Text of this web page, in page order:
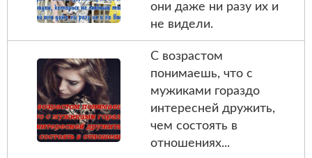
они даже ни разу их и
не видели.
С возрастом
понимаешь, что с
мужиками гораздо
интересней дружить,
чем состоять в
отношениях...